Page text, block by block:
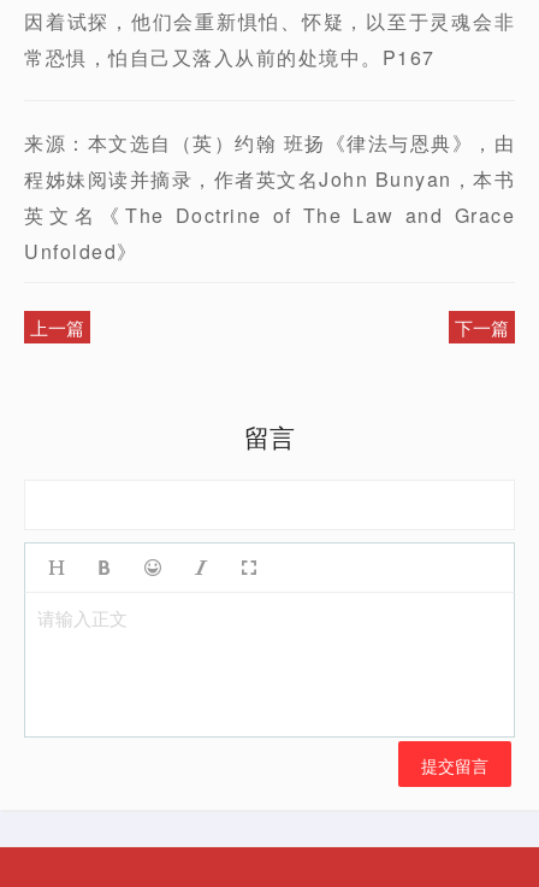
因着试探，他们会重新惧怕、怀疑，以至于灵魂会非
常恐惧，怕自己又落入从前的处境中。P167
来源：本文选自（英）约翰 班扬《律法与恩典》，由
程姊妹阅读并摘录，作者英文名John Bunyan，本书
英文名《The Doctrine of The Law and Grace
Unfolded》
上一篇 下一篇
留言
请输入正文
提交留言